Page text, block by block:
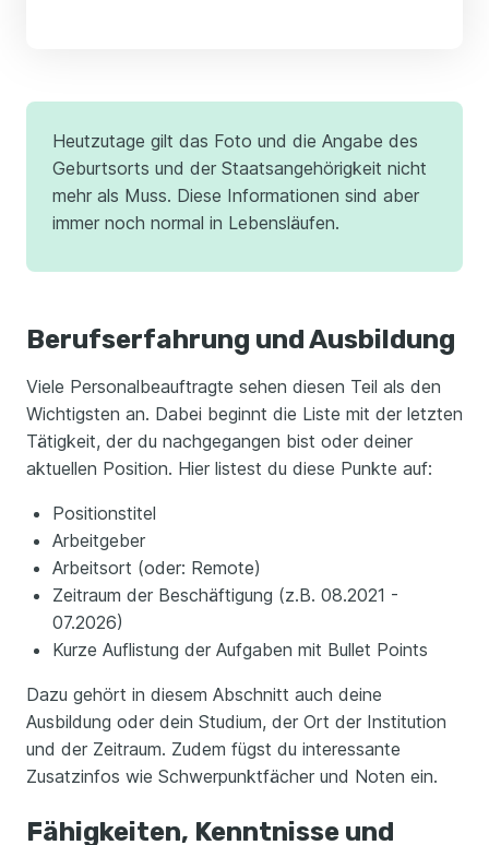
Heutzutage gilt das Foto und die Angabe des
Geburtsorts und der Staatsangehörigkeit nicht
mehr als Muss. Diese Informationen sind aber
immer noch normal in Lebensläufen.
Berufserfahrung und Ausbildung
Viele Personalbeauftragte sehen diesen Teil als den
Wichtigsten an. Dabei beginnt die Liste mit der letzten
Tätigkeit, der du nachgegangen bist oder deiner
aktuellen Position. Hier listest du diese Punkte auf:
Positionstitel
Arbeitgeber
Arbeitsort (oder: Remote)
Zeitraum der Beschäftigung (z.B. 08.2021 -
07.2026)
Kurze Auflistung der Aufgaben mit Bullet Points
Dazu gehört in diesem Abschnitt auch deine
Ausbildung oder dein Studium, der Ort der Institution
und der Zeitraum. Zudem fügst du interessante
Zusatzinfos wie Schwerpunktfächer und Noten ein.
Fähigkeiten, Kenntnisse und